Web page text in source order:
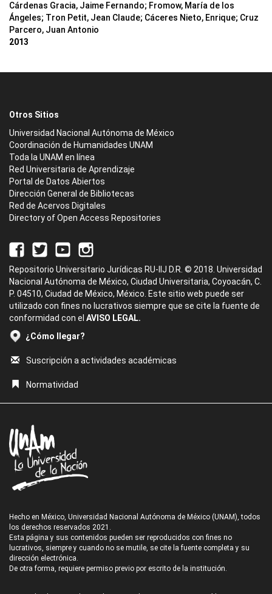
Cárdenas Gracia, Jaime Fernando; Fromow, María de los
Ángeles; Tron Petit, Jean Claude; Cáceres Nieto, Enrique; Cruz
Parcero, Juan Antonio
2013
Otros Sitios
Universidad Nacional Autónoma de México
Coordinación de Humanidades UNAM
Toda la UNAM en línea
Red Universitaria de Aprendizaje
Portal de Datos Abiertos
Dirección General de Bibliotecas
Red de Acervos Digitales
Directory of Open Access Repositories
Repositorio Universitario Jurídicas RU-IIJ D.R. © 2018. Universidad
Nacional Autónoma de México, Ciudad Universitaria, Coyoacán, C.
P. 04510, Ciudad de México, México. Este sitio web puede ser
utilizado con fines no lucrativos siempre que se cite la fuente de
conformidad con el AVISO LEGAL.
¿Cómo llegar?
Suscripción a actividades académicas
Normatividad
Hecho en México, Universidad Nacional Autónoma de México (UNAM), todos
los derechos reservados 2021.
Esta página y sus contenidos pueden ser reproducidos con fines no
lucrativos, siempre y cuando no se mutile, se cite la fuente completa y su
dirección electrónica.
De otra forma, requiere permiso previo por escrito de la institución.